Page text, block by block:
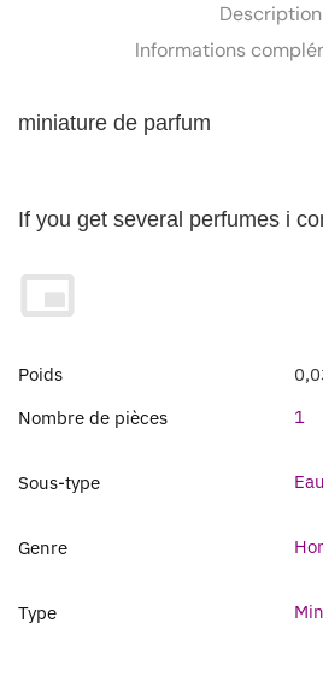
Description
Informations
miniature de parfum
If you get several perfumes i
Poids
Nombre de pièces
1
Sous-type
Genre
Type